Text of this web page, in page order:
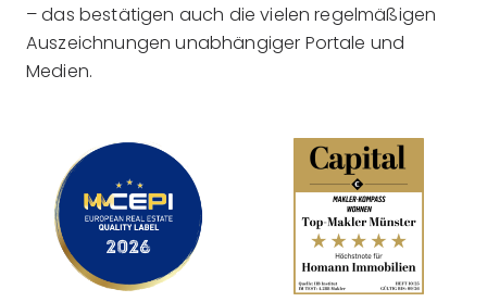
– das bestätigen auch die vielen regelmäßigen
Auszeichnungen unabhängiger Portale und
Medien.